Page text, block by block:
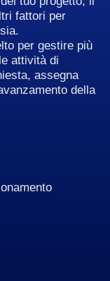
fattori per
per gestire più
attività di
assegna
della